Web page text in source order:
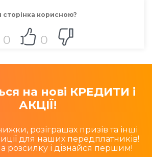
сторінка корисною?
0 0
на нові КРЕДИТИ і
АКЦІЇ!
розіграшах призів та інші
для наших передплатників!
розсилку і дізнайся першим!